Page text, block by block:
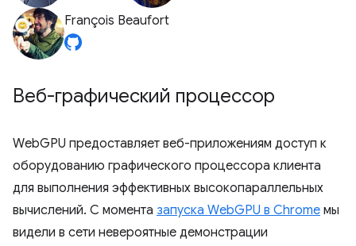
François Beaufort
Веб-графический процессор
WebGPU предоставляет веб-приложениям доступ к
оборудованию графического процессора клиента
для выполнения эффективных высокопараллельных
вычислений. С момента запуска WebGPU в Chrome мы
видели в сети невероятные демонстрации